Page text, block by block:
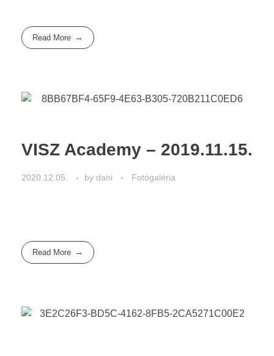
Read More
VISZ Academy – 2019.11.15.
2020.12.05. by dani Fotógaléria
Read More